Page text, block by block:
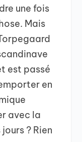
une fois
Mais
est passé
en
avec la
? Rien